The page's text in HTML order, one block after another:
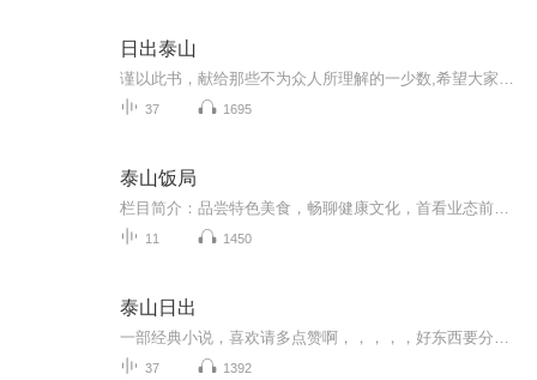
日出泰山
37 1695
泰山饭局
11 1450
泰山日出
37 1392